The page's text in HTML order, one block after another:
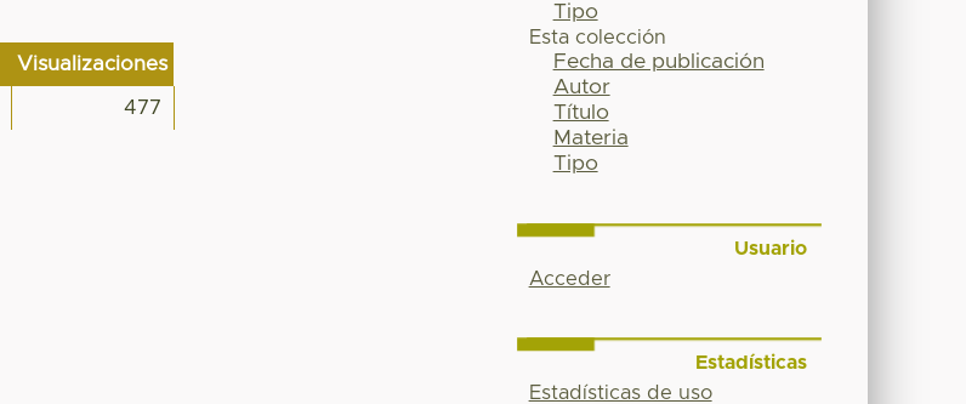
Visualizaciones
477
Tipo
Esta colección
Fecha de publicación
Autor
Título
Materia
Tipo
Usuario
Acceder
Estadísticas
Estadísticas de uso